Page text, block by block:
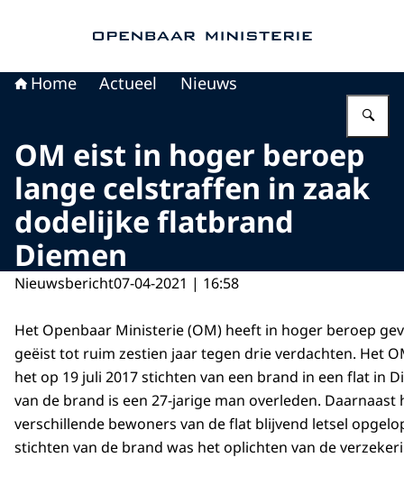
Home Actueel Nieuws
OM eist in hoger beroep
lange celstraffen in zaak
dodelijke flatbrand
Diemen
Nieuwsbericht07-04-2021 | 16:58
Het Openbaar Ministerie (OM) heeft in hoger beroep
geëist tot ruim zestien jaar tegen drie verdachten. Het
het op 19 juli 2017 stichten van een brand in een flat in
van de brand is een 27-jarige man overleden. Daarnaast
verschillende bewoners van de flat blijvend letsel
stichten van de brand was het oplichten van de